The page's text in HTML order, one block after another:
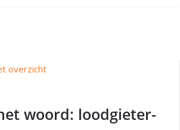
overzicht
woord: loodgieter-